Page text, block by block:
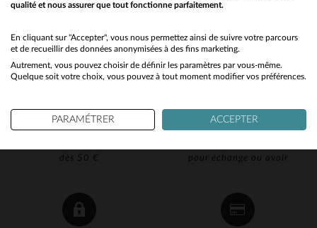
dès 50 €
pour échange ou avoir
Would you like to be redirected to our English site?
No
Yes
qualité et nous assurer que tout fonctionne parfaitement.
En cliquant sur "Accepter", vous nous permettez ainsi de suivre votre parcours
et de recueillir des données anonymisées à des fins marketing.
Autrement, vous pouvez choisir de définir les paramètres par vous-même.
Quelque soit votre choix, vous pouvez à tout moment modifier vos préférences.
PARAMÉTRER ACCEPTER